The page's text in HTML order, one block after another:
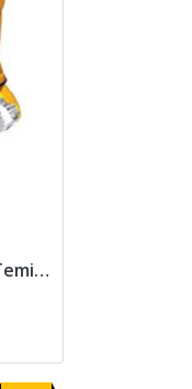
Dolphin Wave80 Havuz Temizleme Robotu